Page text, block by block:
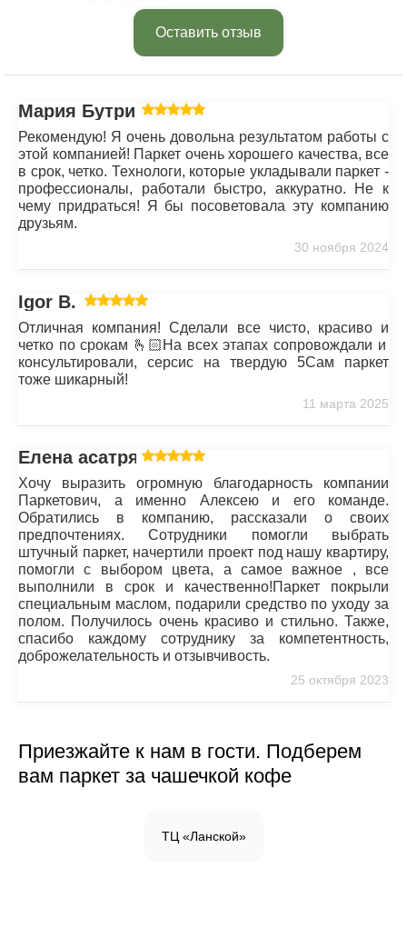
Оставить отзыв
Мария Бутрим
Рекомендую! Я очень довольна результатом работы с
этой компанией! Паркет очень хорошего качества, все
в срок, четко. Технологи, которые укладывали паркет -
профессионалы, работали быстро, аккуратно. Не к
чему придраться! Я бы посоветовала эту компанию
друзьям.
30 ноября 2024
Igor B.
Отличная компания! Сделали все чисто, красиво и
четко по срокам 🫰🏻На всех этапах сопровождали и
консультировали, серсис на твердую 5Сам паркет
тоже шикарный!
11 марта 2025
Елена асатрян
Хочу выразить огромную благодарность компании
Паркетович, а именно Алексею и его команде.
Обратились в компанию, рассказали о своих
предпочтениях. Сотрудники помогли выбрать
штучный паркет, начертили проект под нашу квартиру,
помогли с выбором цвета, а самое важное , все
выполнили в срок и качественно!Паркет покрыли
специальным маслом, подарили средство по уходу за
полом. Получилось очень красиво и стильно. Также,
спасибо каждому сотруднику за компетентность,
доброжелательность и отзывчивость.
25 октября 2023
Приезжайте к нам в гости. Подберем
вам паркет за чашечкой кофе
ТЦ «Ланской»